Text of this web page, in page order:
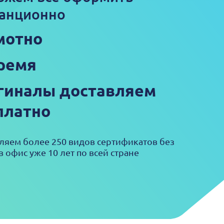
доставляем
более 250 видов сертификатов без
офис уже 10 лет по всей стране